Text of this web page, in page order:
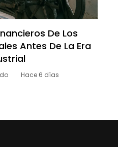
De Los
Antes De La Era
Hace 6 días